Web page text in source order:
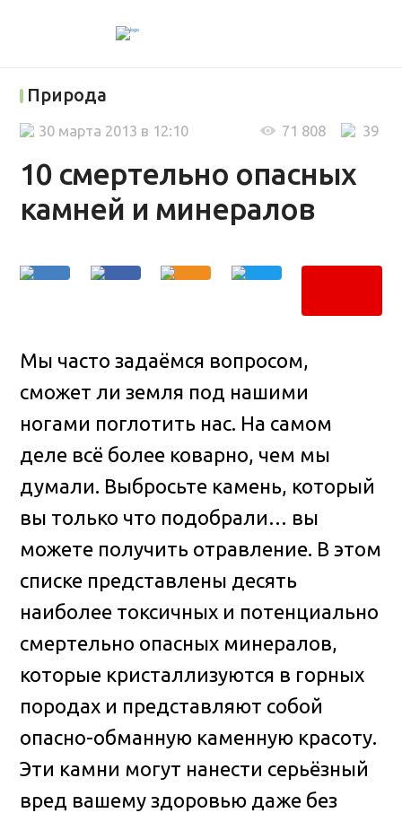
Природа
10 смертельно опасных
камней и минералов
39
71 808
30 марта 2013 в 12:10
Мы часто задаёмся вопросом,
сможет ли земля под нашими
ногами поглотить нас. На самом
деле всё более коварно, чем мы
думали. Выбросьте камень, который
вы только что подобрали… вы
можете получить отравление. В этом
списке представлены десять
наиболее токсичных и потенциально
смертельно опасных минералов,
которые кристаллизуются в горных
породах и представляют собой
опасно-обманную каменную красоту.
Эти камни могут нанести серьёзный
вред вашему здоровью даже без